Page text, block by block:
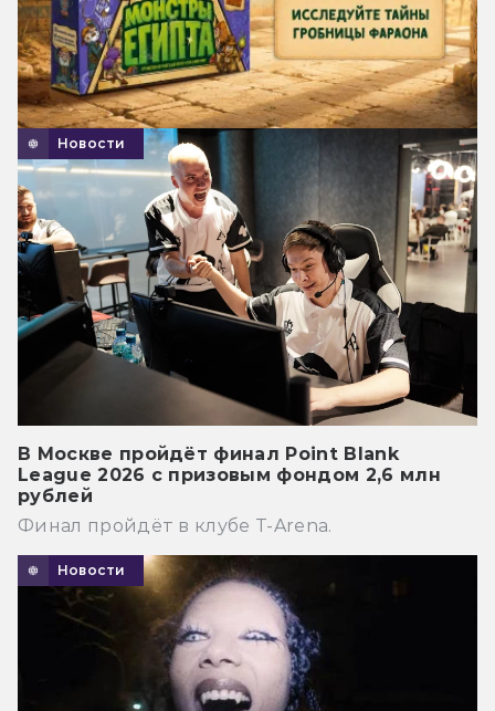
Новости
В Москве пройдёт финал Point Blank
League 2026 с призовым фондом 2,6 млн
рублей
Финал пройдёт в клубе T-Arena.
Новости